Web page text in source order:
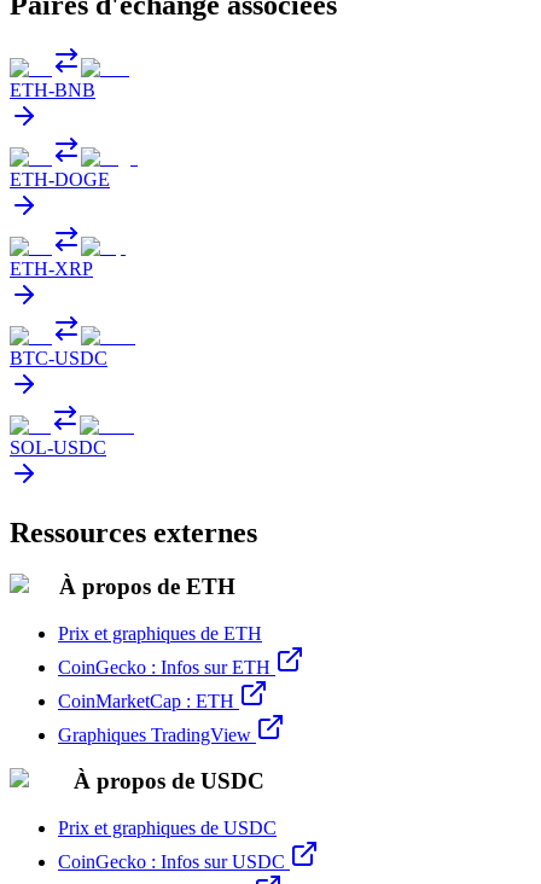
ETH-BNB
ETH-DOGE
ETH-XRP
BTC-USDC
SOL-USDC
Ressources externes
À propos de ETH
Prix et graphiques de ETH
CoinGecko : Infos sur ETH
CoinMarketCap : ETH
Graphiques TradingView
À propos de USDC
Prix et graphiques de USDC
CoinGecko : Infos sur USDC